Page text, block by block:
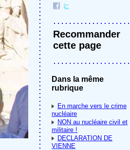
Recommander
cette page
Dans la même
rubrique
En marche vers le crime
nucléaire
NON au nucléaire civil et
militaire !
DECLARATION DE
VIENNE